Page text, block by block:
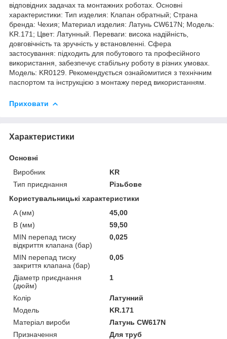
відповідних задачах та монтажних роботах. Основні
характеристики: Тип изделия: Клапан обратный; Страна
бренда: Чехия; Материал изделия: Латунь CW617N; Мoдель:
KR.171; Цвет: Латунный. Переваги: висока надійність,
довговічність та зручність у встановленні. Сфера
застосування: підходить для побутового та професійного
використання, забезпечує стабільну роботу в різних умовах.
Модель: KR0129. Рекомендується ознайомитися з технічним
паспортом та інструкцією з монтажу перед використанням.
Приховати
Характеристики
Основні
Виробник
KR
Тип приєднання
Різьбове
Користувальницькі характеристики
A (мм)
45,00
B (мм)
59,50
MIN перепад тиску
відкриття клапана (бар)
0,025
MIN перепад тиску
закриття клапана (бар)
0,05
Діаметр приєднання
(дюйм)
1
Колір
Латунний
Мoдель
KR.171
Матеріал вироби
Латунь CW617N
Призначення
Для труб